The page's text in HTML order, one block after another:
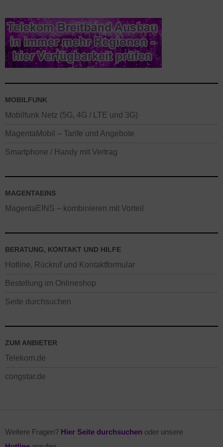
MOBILFUNK
Mobilfunk Netz (5G, 4G / LTE und 3G)
MagentaMobil – Tarife und Angebote
Smartphone / Handy mit Vertrag
MAGENTAEINS
MagentaEINS – kombinieren mit Vorteil
BERATUNG, KONTAKT UND HILFE
Hotline, Rückruf und Kontaktformular
Bestellung im Onlineshop
Seite durchsuchen
ZUM ANBIETER
Telekom.de
congstar.de
Weitere Fragen? Hier Seite durchsuchen oder unsere